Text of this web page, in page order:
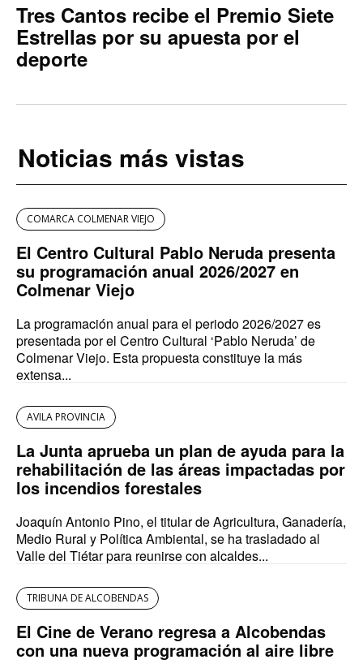
Tres Cantos recibe el Premio Siete
Estrellas por su apuesta por el
deporte
Noticias más vistas
COMARCA COLMENAR VIEJO
El Centro Cultural Pablo Neruda presenta
su programación anual 2026/2027 en
Colmenar Viejo
La programación anual para el periodo 2026/2027 es
presentada por el Centro Cultural ‘Pablo Neruda’ de
Colmenar Viejo. Esta propuesta constituye la más
extensa...
AVILA PROVINCIA
La Junta aprueba un plan de ayuda para la
rehabilitación de las áreas impactadas por
los incendios forestales
Joaquín Antonio Pino, el titular de Agricultura, Ganadería,
Medio Rural y Política Ambiental, se ha trasladado al
Valle del Tiétar para reunirse con alcaldes...
TRIBUNA DE ALCOBENDAS
El Cine de Verano regresa a Alcobendas
con una nueva programación al aire libre